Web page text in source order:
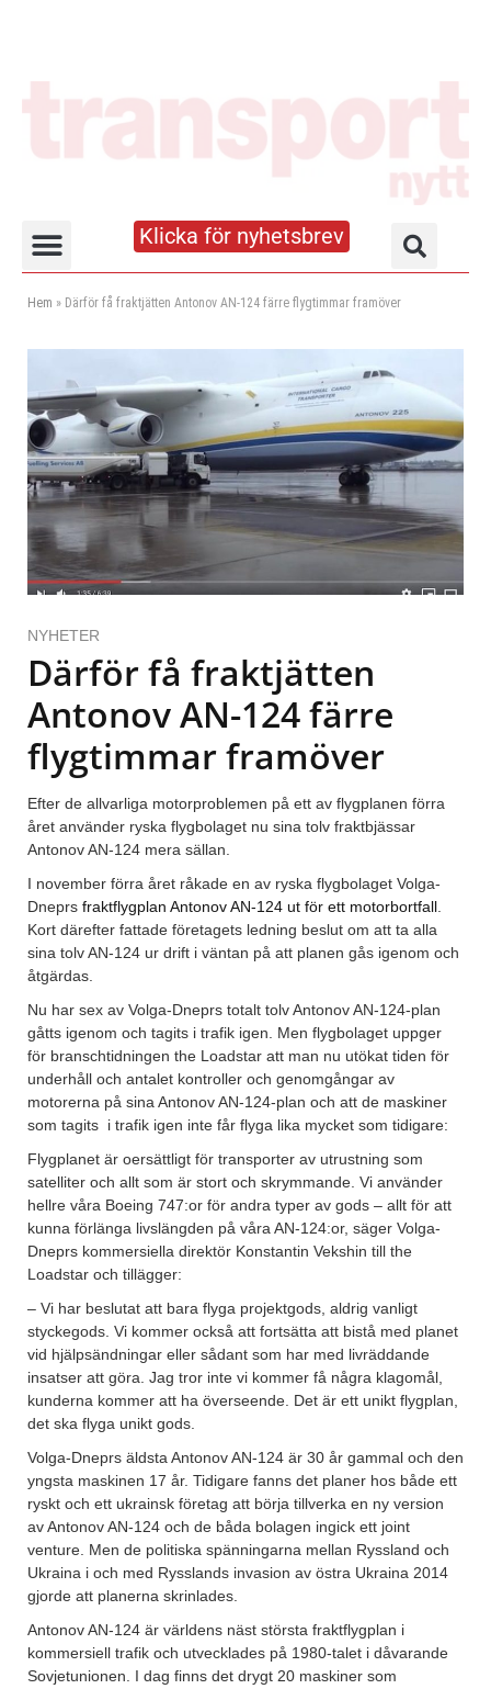
Klicka för nyhetsbrev
Hem » Därför få fraktjätten Antonov AN-124 färre flygtimmar framöver
NYHETER
Därför få fraktjätten
Antonov AN-124 färre
flygtimmar framöver
Efter de allvarliga motorproblemen på ett av flygplanen förra
året använder ryska flygbolaget nu sina tolv fraktbjässar
Antonov AN-124 mera sällan.
I november förra året råkade en av ryska flygbolaget Volga-
Dneprs fraktflygplan Antonov AN-124 ut för ett motorbortfall
Kort därefter fattade företagets ledning beslut om att ta alla
sina tolv AN-124 ur drift i väntan på att planen gås igenom och
åtgärdas.
Nu har sex av Volga-Dneprs totalt tolv Antonov AN-124-plan
gåtts igenom och tagits i trafik igen. Men flygbolaget uppger
för branschtidningen the Loadstar att man nu utökat tiden för
underhåll och antalet kontroller och genomgångar av
motorerna på sina Antonov AN-124-plan och att de maskiner
som tagits i trafik igen inte får flyga lika mycket som tidigare:
Flygplanet är oersättligt för transporter av utrustning som
satelliter och allt som är stort och skrymmande. Vi använder
hellre våra Boeing 747:or för andra typer av gods – allt för att
kunna förlänga livslängden på våra AN-124:or, säger Volga-
Dneprs kommersiella direktör Konstantin Vekshin till the
Loadstar och tillägger:
– Vi har beslutat att bara flyga projektgods, aldrig vanligt
styckegods. Vi kommer också att fortsätta att bistå med planet
vid hjälpsändningar eller sådant som har med livräddande
insatser att göra. Jag tror inte vi kommer få några klagomål,
kunderna kommer att ha överseende. Det är ett unikt flygplan,
det ska flyga unikt gods.
Volga-Dneprs äldsta Antonov AN-124 är 30 år gammal och den
yngsta maskinen 17 år. Tidigare fanns det planer hos både ett
ryskt och ett ukrainsk företag att börja tillverka en ny version
av Antonov AN-124 och de båda bolagen ingick ett joint
venture. Men de politiska spänningarna mellan Ryssland och
Ukraina i och med Rysslands invasion av östra Ukraina 2014
gjorde att planerna skrinlades.
Antonov AN-124 är världens näst största fraktflygplan i
kommersiell trafik och utvecklades på 1980-talet i dåvarande
Sovjetunionen. I dag finns det drygt 20 maskiner som